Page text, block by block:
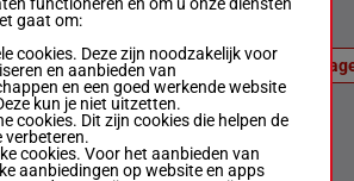
12 2013m21:463 - 8 - 5
- 4
gaat om:
cookies. Deze zijn noodzakelijk voor
en aanbieden van
en een goed werkende website
kun je niet uitzetten.
cookies. Dit zijn cookies die helpen de
verbeteren.
cookies. Voor het aanbieden van
aanbiedingen op website en apps